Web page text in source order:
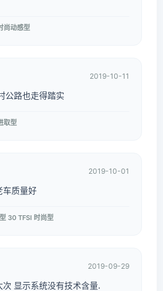
尚动感型
2019-10-11
公路也走得踏实
取型
2019-10-01
车质量好
30 TFSI 时尚型
2019-09-29
里面配的屏幕有点太次 显示系统没有技术含量.